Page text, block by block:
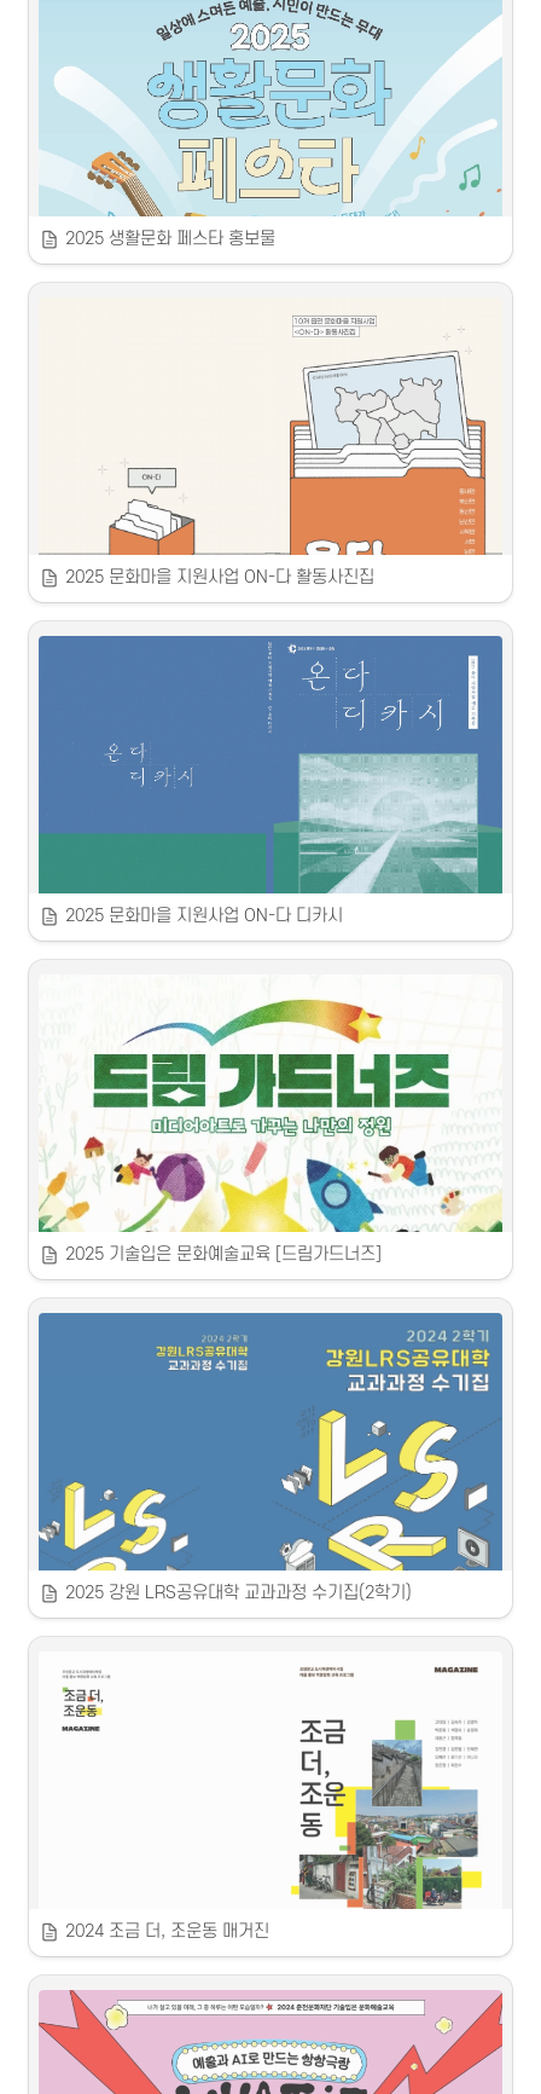
2025 춘천 시민예술한마당 홍보물 제작
2025 생활문화페스타 홍보물 제작
춘천문화재단
2025 생활문화 페스타 홍보물
10개 읍면 문화마을 지원사업 <ON-다> 활동사진집
춘천문화재단
2025 문화마을 지원사업 ON-다 활동사진집
춘천문화재단
2025 문화마을 지원사업 ON-다 디카시
2025 기술입은 문화예술교육 [드림가드너즈]
2025. 7. ~ 8. 총 10회차
교육 및 전시 기획, 운영 / 영상, 도록 제작
춘천문화재단의 2025 기술입은 문화예술교육 [드림가드너즈]는
초등 5-6학년을 대상으로 자신이 가진 꿈을 향해 나아가는 삶의
과정을 정원으로 정의하고 미디어아트와 조형활동을 융합하여 그
들만의 멋진 미디어아트 정원을 꾸몄습니다.
2025 기술입은 문화예술교육 [드림가드너즈]
2025 2학기 강원 LRS 공유대학 교과과정 수기집
2025
‘강원LRS 공유대학 교과목 수기 공모전’ 수상자들이 강원LRS 공
유대학 수업을 통해 얻은 학습 경험을 바탕으로 수기집을 제작하
2025 강원 LRS공유대학 교과과정 수기집(2학기)
2024 조금 더, 조운동 매거진 제작
2024
2024 조금 더, 조운동 매거진